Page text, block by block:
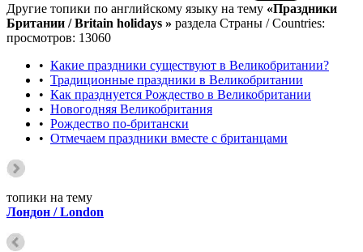
Другие топики по английскому языку на тему «Праздники
Британии / Britain holidays » раздела Страны / Countries:
просмотров: 13060
• Какие праздники существуют в Великобритании?
• Традиционные праздники в Великобритании
• Как празднуется Рождество в Великобритании
• Новогодняя Великобритания
• Рождество по-британски
• Отмечаем праздники вместе с британцами
топики на тему
Лондон / London